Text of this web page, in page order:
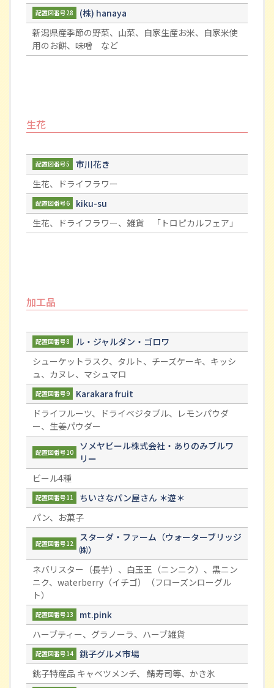
配置図番号28
(株) hanaya
新潟県産季節の野菜、山菜、自家生産お米、自家米使
用のお餅、味噌 など
生花
配置図番号5
市川花き
生花、ドライフラワー
配置図番号6
kiku-su
生花、ドライフラワー、雑貨 「トロピカルフェア」
加工品
配置図番号8
ル・ジャルダン・ゴロワ
シューケットラスク、タルト、チーズケーキ、キッシ
ュ、カヌレ、マシュマロ
配置図番号9
Karakara fruit
ドライフルーツ、ドライベジタブル、レモンパウダ
ー、生姜パウダー
配置図番号10
ソメヤビール株式会社・ありのみブルワ
リー
ビール4種
配置図番号11
ちいさなパン屋さん ＊遊＊
パン、お菓子
配置図番号12
スターダ・ファーム（ウォーターブリッジ
㈱）
ネバリスター（長芋）、白玉王（ニンニク）、黒ニン
ニク、waterberry（イチゴ）（フローズンローグル
ト）
配置図番号13
mt.pink
ハーブティー、グラノーラ、ハーブ雑貨
配置図番号14
銚子グルメ市場
銚子特産品 キャベツメンチ、 鯖寿司等、かき氷